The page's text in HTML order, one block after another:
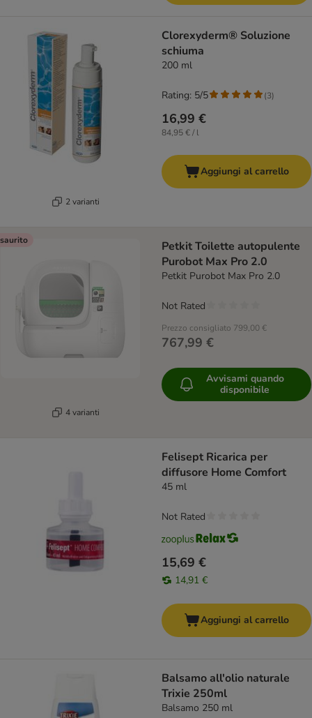
2 varianti
Clorexyderm® Soluzione
schiuma
200 ml
16,99 €
84,95 € / l
Rating: 5/5 (3)
Aggiungi al carrello
4 varianti
Petkit Toilette autopulente
Purobot Max Pro 2.0
Petkit Purobot Max Pro 2.0
Prezzo consigliato 799,00 €
767,99 €
Not Rated
Avvisami quando
disponibile
Felisept Ricarica per
diffusore Home Comfort
45 ml
15,69 €
14,91 €
Not Rated
Aggiungi al carrello
Balsamo all'olio naturale
Trixie 250ml
Balsamo 250 ml